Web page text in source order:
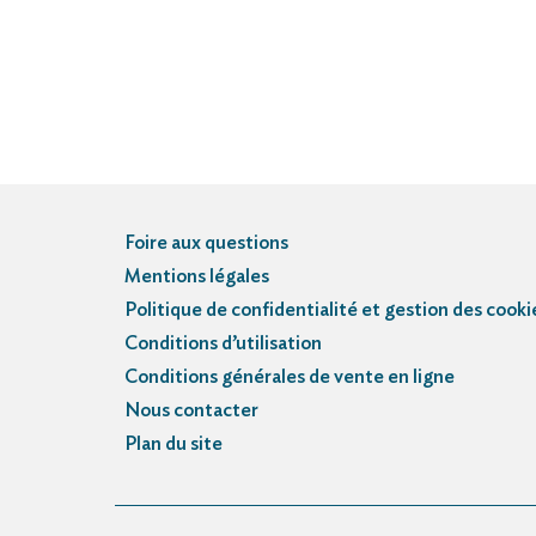
Foire aux questions
Mentions légales
Politique de confidentialité et gestion des
Conditions d’utilisation
Conditions générales de vente en ligne
Nous contacter
Plan du site